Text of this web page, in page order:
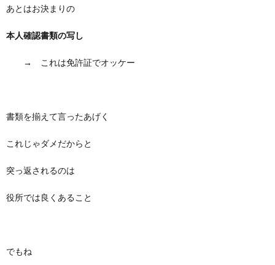
あとはお決まりの
本人確認書類の写し
→ これは免許証でオッケー
書類を揃えて言ったあげく
これじゃダメだからと
突っ返されるのは
役所では良くあること
でもね